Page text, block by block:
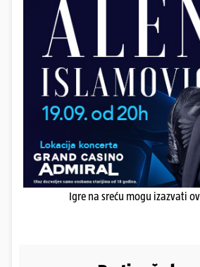
Igre na sreću mogu izazvati